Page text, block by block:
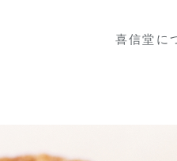
喜信堂に